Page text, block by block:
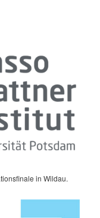
in Wildau.